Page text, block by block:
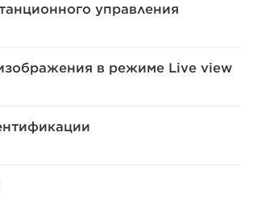
управления
в режиме Live view